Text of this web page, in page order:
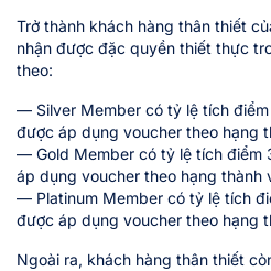
Trở thành khách hàng thân thiết
nhận được đặc quyền thiết thực
theo:
— Silver Member có tỷ lệ tích
được áp dụng voucher theo hạng
— Gold Member có tỷ lệ tích điểm
áp dụng voucher theo hạng thành
— Platinum Member có tỷ lệ tích
được áp dụng voucher theo hạng
Ngoài ra, khách hàng thân thiết